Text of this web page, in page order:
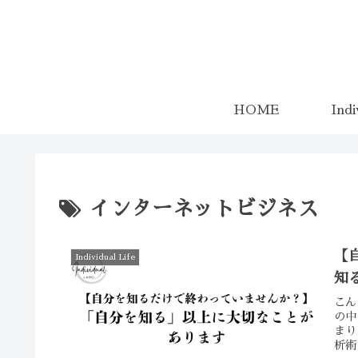
HOME
インターネットビジネス
Individual Life
知
こ
の
ま
析